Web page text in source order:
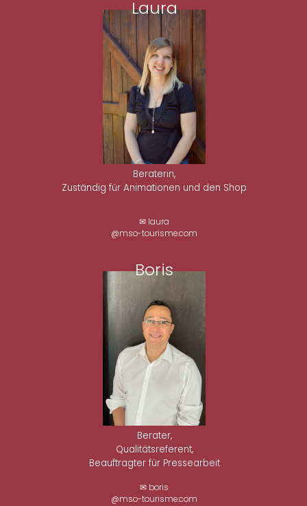
Laura
Beraterin,
Zuständig für Animationen und den Shop
✉ laura
@mso-tourisme.com
Boris
Berater,
Qualitätsreferent,
Beauftragter für Pressearbeit
✉ boris
@mso-tourisme.com